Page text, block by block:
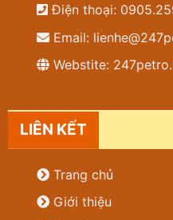
Điện thoại:
Email:
Webstite:
LIÊN KẾT
Trang chủ
Giới thiệu